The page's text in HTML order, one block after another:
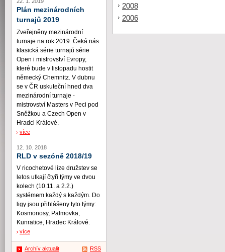
2008
2006
22. 1. 2019
Plán mezinárodních
turnajů 2019
Zveřejněny mezinárodní
turnaje na rok 2019. Čeká nás
klasická série turnajů série
Open i mistrovství Evropy,
které bude v listopadu hostit
německý Chemnitz. V dubnu
se v ČR uskuteční hned dva
mezinárodní turnaje -
mistrovství Masters v Peci pod
Sněžkou a Czech Open v
Hradci Králové.
více
12. 10. 2018
RLD v sezóně 2018/19
V ricochetové lize družstev se
letos utkají čtyři týmy ve dvou
kolech (10.11. a 2.2.)
systémem každý s každým. Do
ligy jsou přihlášeny tyto týmy:
Kosmonosy, Palmovka,
Kunratice, Hradec Králové.
více
Archív aktualit RSS